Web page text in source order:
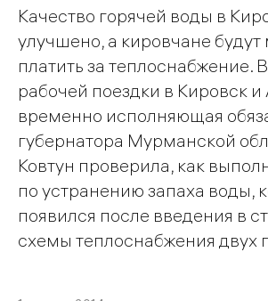
Качество горячей воды в
улучшено, а кировчане
платить за теплоснабжение.
рабочей поездки в Кировск и
временно исполняющая
губернатора Мурманской
Ковтун проверила, как
по устранению запаха воды,
появился после введения в
схемы теплоснабжения двух